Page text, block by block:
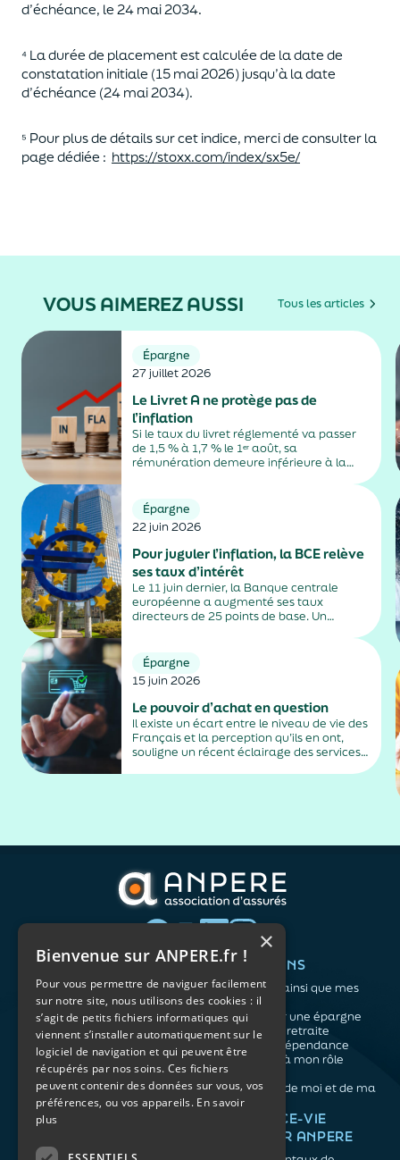
d’échéance, le 24 mai2034.
⁴ La durée de placement est calculée de ladate de
constatation initiale (15 mai2026) jusqu’à ladate
d’échéance (24 mai2034).
⁵ Pour plus de détails surcet indice, merci de consulter la
page dédiée : https://stoxx.com/index/sx5e/
VOUS AIMEREZ AUSSI Tous les articles
Épargne
27 juillet 2026
Le Livret A ne protège pas de
l’inflation
Si le taux du livret réglementé va passer
de 1,5 % à 1,7 % le 1ᵉʳ août, sa
rémunération demeure inférieure à la
Épargne
22 juin 2026
Pour juguler l’inflation, la BCE relève
ses taux d’intérêt
Le 11 juin dernier, la Banque centrale
européenne a augmenté ses taux
directeurs de 25 points de base. Un
conflit au Moyen-Orient.
Épargne
15 juin 2026
Le pouvoir d’achat en question
Il existe un écart entre le niveau de vie des
Français et la perception qu’ils en ont,
souligne un récent éclairage des services
QUI SOMMES-NOUS ?
L'association
Notre organisation
L’équipe
Les atouts du contrat
associatif
VOS BESOINS
Me protéger ainsi que mes
proches
Me constituer une épargne
Préparer ma retraite
Anticiper la dépendance
Me préparer à mon rôle
d'aidant
Prendre soin de moi et de ma
santé
NOS ARTICLES
Retraite
ASSURANCE-VIE
FACILE PAR ANPERE
×
Bienvenue sur ANPERE.fr !
Pour vous permettre de naviguer facilement
sur notre site, nous utilisons des cookies : il
s’agit de petits fichiers informatiques qui
viennent s’installer automatiquement sur le
logiciel de navigation et qui peuvent être
récupérés par nos soins. Ces fichiers
peuvent contenir des données sur vous, vos
préférences, ou vos appareils. En savoir
plus